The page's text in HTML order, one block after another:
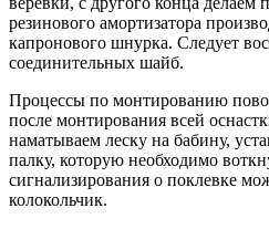
резинового амортизатора
капронового шнурка. Следует
соединительных шайб.
Процессы по монтированию
после монтирования всей
наматываем леску на бабину,
палку, которую необходимо
сигнализирования о поклевке
колокольчик.